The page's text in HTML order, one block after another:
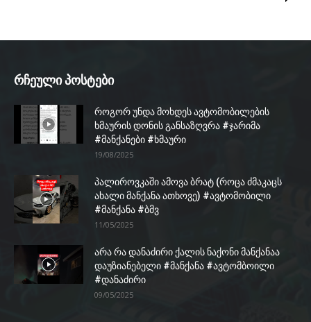
რჩეული პოსტები
როგორ უნდა მოხდეს ავტომობილების
ხმაურის დონის განსაზღვრა #ჯარიმა
#მანქანები #ხმაური
19/08/2025
პალიროვკაში ამოვა ბრატ (როცა ძმაკაცს
ახალი მანქანა ათხოვე) #ავტომობილი
#მანქანა #ბმვ
11/05/2025
არა რა დანაძირი ქალის ნაქონი მანქანაა
დაუზიანებელი #მანქანა #ავტომბოილი
#დანაძირი
09/05/2025